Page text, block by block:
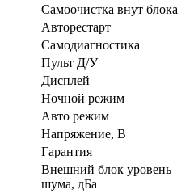
Самоочистка внут блока
Авторестарт
Самодиагностика
Пульт Д/У
Дисплей
Ночной режим
Авто режим
Напряжение, В
Гарантия
Внешний блок уровень
шума, дБа